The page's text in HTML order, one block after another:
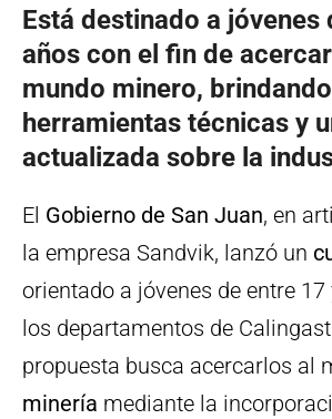
Está destinado a jóvenes
años con el fin de
mundo minero, brindando
herramientas técnicas y
actualizada sobre la
El Gobierno de San Juan, en
la empresa Sandvik, lanzó un
orientado a jóvenes de entre
los departamentos de
propuesta busca acercarlos al
minería mediante la